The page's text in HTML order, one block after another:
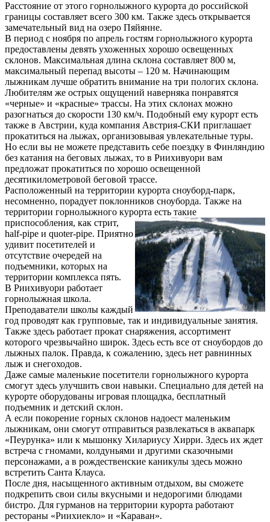
Расстояние от этого горнолыжного курорта до российской
границы составляет всего 300 км. Также здесь открывается
замечательный вид на озеро Пяйянне.
В период с ноября по апрель гостям горнолыжного курорта
предоставлены девять ухоженных хорошо освещенных
склонов. Максимальная длина склона составляет 800 м,
максимальный перепад высоты – 120 м. Начинающим
лыжникам лучше обратить внимание на три пологих склона.
Любителям же острых ощущений наверняка понравятся
«черные» и «красные» трассы. На этих склонах можно
разогнаться до скорости 130 км/ч. Подобный ему курорт есть
также в Австрии, куда компания Австрия-СКИ приглашает
прокатиться на лыжах, организовывая увлекательные туры.
Но если вы не можете представить себе поездку в Финляндию
без катания на беговых лыжах, то в Риихивуори вам
предложат прокатиться по хорошо освещенной
десятикилометровой беговой трассе.
Расположенный на территории курорта сноуборд-парк,
несомненно, порадует поклонников сноуборда. Также на
территории горнолыжного курорта есть такие
приспособления, как стрит,
half-pipe и quoter-pipe. Приятно
удивит посетителей и
отсутствие очередей на
подъемники, которых на
территории комплекса пять.
В Риихивуори работает
горнолыжная школа.
Преподаватели школы каждый
год проводят как групповые, так и индивидуальные занятия.
Также здесь работает прокат снаряжения, ассортимент
которого чрезвычайно широк. Здесь есть все от сноубордов до
лыжных палок. Правда, к сожалению, здесь нет равнинных
лыж и снегоходов.
Даже самые маленькие посетители горнолыжного курорта
смогут здесь улучшить свои навыки. Специально для детей на
курорте оборудованы игровая площадка, бесплатный
подъемник и детский склон.
А если покорение горных склонов надоест маленьким
лыжникам, они смогут отправиться развлекаться в аквапарк
«Пеурунка» или к мышонку Хилариусу Хирри. Здесь их ждет
встреча с гномами, колдуньями и другими сказочными
персонажами, а в рождественские каникулы здесь можно
встретить Санта Клауса.
После дня, насыщенного активным отдыхом, вы сможете
подкрепить свои силы вкусными и недорогими блюдами
бистро. Для гурманов на территории курорта работают
рестораны «Риихиекло» и «Караван».